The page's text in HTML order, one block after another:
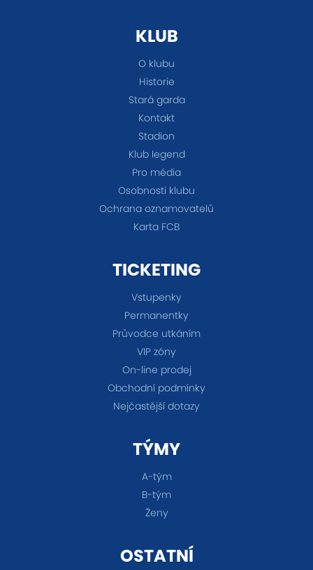
KLUB
O klubu
Historie
Stará garda
Kontakt
Stadion
Klub legend
Pro média
Osobnosti klubu
Ochrana oznamovatelů
Karta FCB
TICKETING
Vstupenky
Permanentky
Průvodce utkáním
VIP zóny
On-line prodej
Obchodní podmínky
Nejčastější dotazy
TÝMY
A-tým
B-tým
Ženy
OSTATNÍ